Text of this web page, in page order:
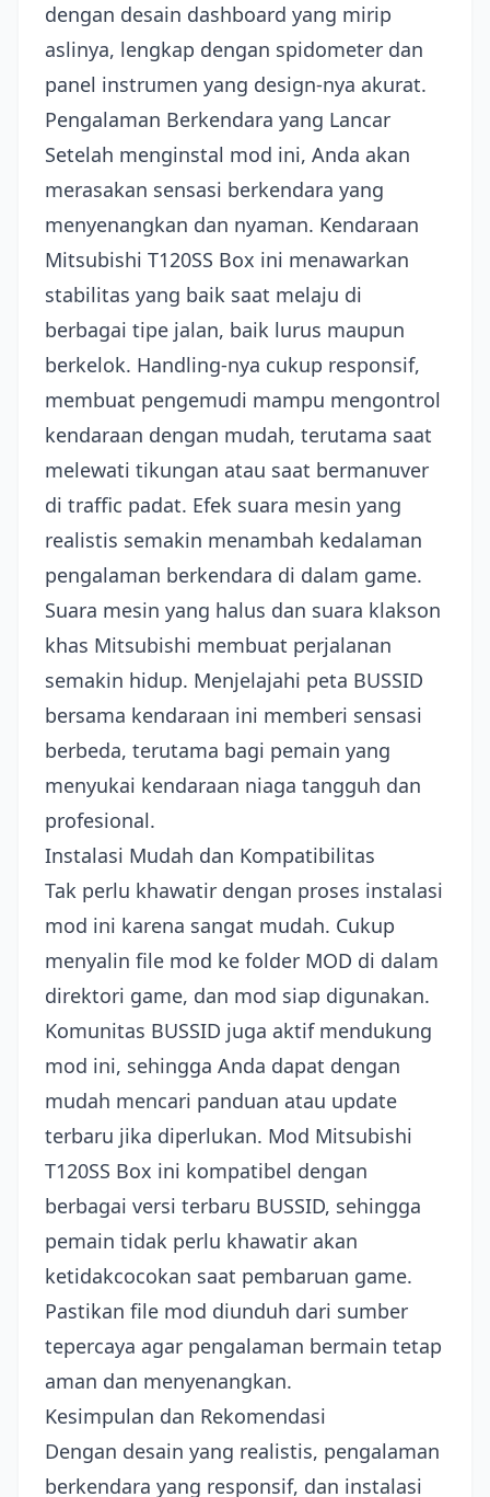
dengan desain dashboard yang mirip
aslinya, lengkap dengan spidometer dan
panel instrumen yang design-nya akurat.
Pengalaman Berkendara yang Lancar
Setelah menginstal mod ini, Anda akan
merasakan sensasi berkendara yang
menyenangkan dan nyaman. Kendaraan
Mitsubishi T120SS Box ini menawarkan
stabilitas yang baik saat melaju di
berbagai tipe jalan, baik lurus maupun
berkelok. Handling-nya cukup responsif,
membuat pengemudi mampu mengontrol
kendaraan dengan mudah, terutama saat
melewati tikungan atau saat bermanuver
di traffic padat. Efek suara mesin yang
realistis semakin menambah kedalaman
pengalaman berkendara di dalam game.
Suara mesin yang halus dan suara klakson
khas Mitsubishi membuat perjalanan
semakin hidup. Menjelajahi peta BUSSID
bersama kendaraan ini memberi sensasi
berbeda, terutama bagi pemain yang
menyukai kendaraan niaga tangguh dan
profesional.
Instalasi Mudah dan Kompatibilitas
Tak perlu khawatir dengan proses instalasi
mod ini karena sangat mudah. Cukup
menyalin file mod ke folder MOD di dalam
direktori game, dan mod siap digunakan.
Komunitas BUSSID juga aktif mendukung
mod ini, sehingga Anda dapat dengan
mudah mencari panduan atau update
terbaru jika diperlukan. Mod Mitsubishi
T120SS Box ini kompatibel dengan
berbagai versi terbaru BUSSID, sehingga
pemain tidak perlu khawatir akan
ketidakcocokan saat pembaruan game.
Pastikan file mod diunduh dari sumber
tepercaya agar pengalaman bermain tetap
aman dan menyenangkan.
Kesimpulan dan Rekomendasi
Dengan desain yang realistis, pengalaman
berkendara yang responsif, dan instalasi